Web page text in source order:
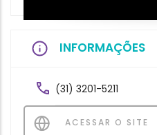
INFORMAÇÕES
(31) 3201-5211
ACESSAR O SITE